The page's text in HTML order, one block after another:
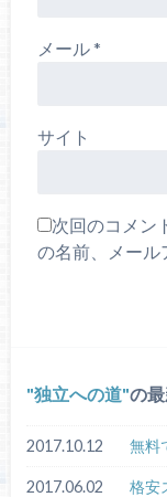
メール*
サイト
次回のコメン
の名前、メール
独立への道 の
2017.10.12 無料
2017.06.02
格安